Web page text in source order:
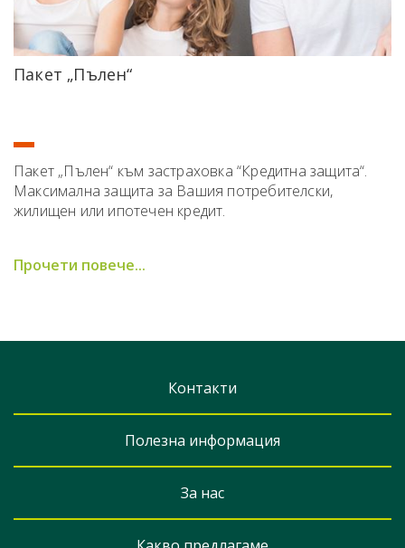
Пакет „Пълен“
Пакет „Пълен“ към застраховка “Кредитна защита“.
Максимална защита за Вашия потребителски,
жилищен или ипотечен кредит.
Прочети повече...
Контакти
Полезна информация
За нас